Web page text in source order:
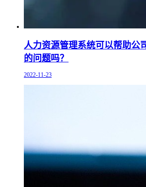
人力资源管理系统可以帮助公
的问题吗？
2022-11-23